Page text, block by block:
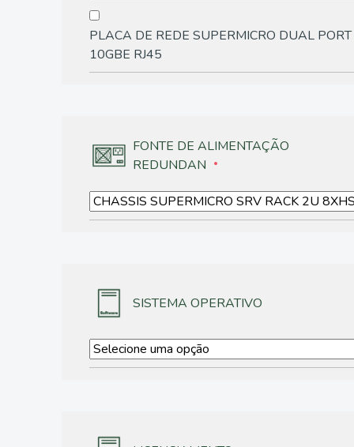
PLACA DE REDE SUPERMICRO DUAL PORT
10GBE RJ45
FONTE DE ALIMENTAÇÃO
REDUNDAN
SISTEMA OPERATIVO